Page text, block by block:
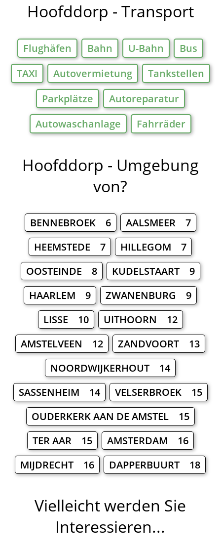
Hoofddorp - Transport
Flughäfen Bahn U-Bahn
Bus
TAXI
Autovermietung
Tankstellen
Parkplätze
Autoreparatur
Autowaschanlage
Fahrräder
Hoofddorp - Umgebung
von?
BENNEBROEK 6
AALSMEER 7
HEEMSTEDE 7
HILLEGOM 7
OOSTEINDE 8
KUDELSTAART 9
HAARLEM 9
ZWANENBURG 9
LISSE 10
UITHOORN 12
AMSTELVEEN 12
ZANDVOORT 13
NOORDWIJKERHOUT 14
SASSENHEIM 14
VELSERBROEK 15
OUDERKERK AAN DE AMSTEL 15
TER AAR 15
AMSTERDAM 16
MIJDRECHT 16
DAPPERBUURT 18
Vielleicht werden Sie
Interessieren...